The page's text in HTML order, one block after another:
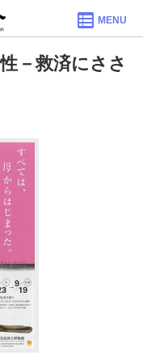
MENU
－救済にささ